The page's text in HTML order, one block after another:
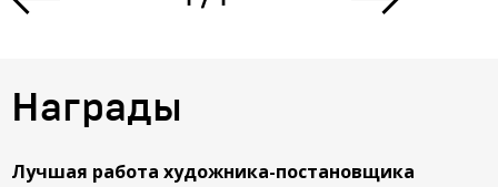
Награды
Лучшая работа художника-постановщика